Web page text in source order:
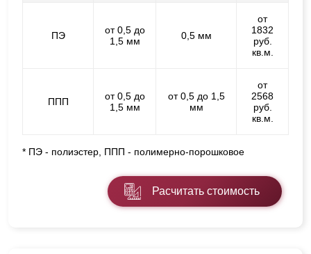
ПЭ
от 0,5 до
1,5 мм
0,5 мм
от
1832
руб.
кв.м.
ППП
от 0,5 до
1,5 мм
от 0,5 до 1,5
мм
от
2568
руб.
кв.м.
* ПЭ - полиэстер, ППП - полимерно-порошковое
Расчитать стоимость